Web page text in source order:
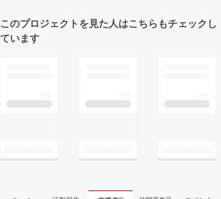
このプロジェクトを見た人はこちらもチェックし
ています